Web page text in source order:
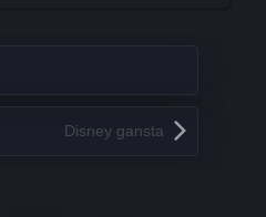
Disney gansta